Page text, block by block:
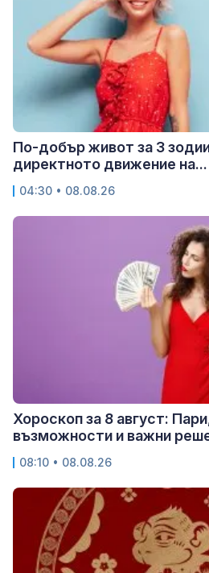
По-добър живот за 3
директното движение на...
04:30 • 08.08.26
Хороскоп за 8 август:
възможности и важни
08:10 • 08.08.26